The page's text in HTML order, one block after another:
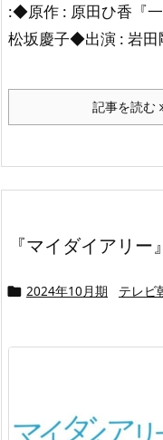
:◆原作 : 原田ひ香『
松坂慶子◆出演 : 岩田
記事を読む
『マイダイアリー』
 2024年10月期 テレビ